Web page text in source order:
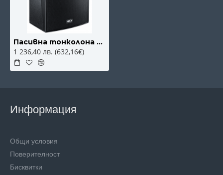
Пасивна тонколона Next PFA12P
1 236,40 лв. (632,16€)
Информация
Общи условия
Поверителност
Бисквитки